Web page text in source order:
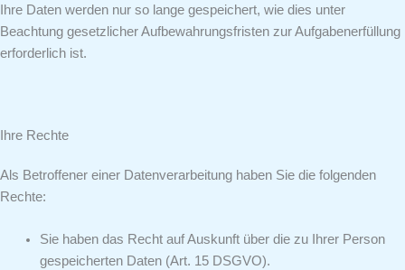
Ihre Daten werden nur so lange gespeichert, wie dies unter
Beachtung gesetzlicher Aufbewahrungsfristen zur Aufgabenerfüllung
erforderlich ist.
Ihre Rechte
Als Betroffener einer Datenverarbeitung haben Sie die folgenden
Rechte:
Sie haben das Recht auf Auskunft über die zu Ihrer Person
gespeicherten Daten (Art. 15 DSGVO).